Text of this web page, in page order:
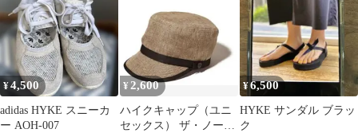
¥4,500
adidas HYKE スニーカ
ー AOH-007
¥ 2,600
ハイクキャップ（ユニ
セックス） ザ・ノー
¥6,500
HYKE サンダル ブラッ
ク